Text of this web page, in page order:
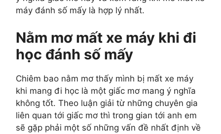
máy đánh số mấy là hợp lý nhất.
Nằm mơ mất xe máy khi đi
học đánh số mấy
Chiêm bao nằm mơ thấy mình bị mất xe máy
khi mang đi học là một giấc mơ mang ý nghĩa
không tốt. Theo luận giải từ những chuyên gia
liên quan tới giấc mơ thì trong gian tới anh em
sẽ gặp phải một số những vấn đề nhất định về